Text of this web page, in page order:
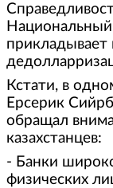
прикладывает
Кстати, в
Ерсерик
обращал
казахстанцев:
- Банки
физических